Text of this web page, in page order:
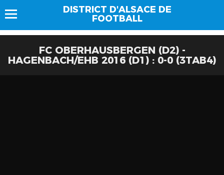
DISTRICT D'ALSACE DE
FOOTBALL
FC OBERHAUSBERGEN (D2) -
HAGENBACH/EHB 2016 (D1) : 0-0 (3TAB4)